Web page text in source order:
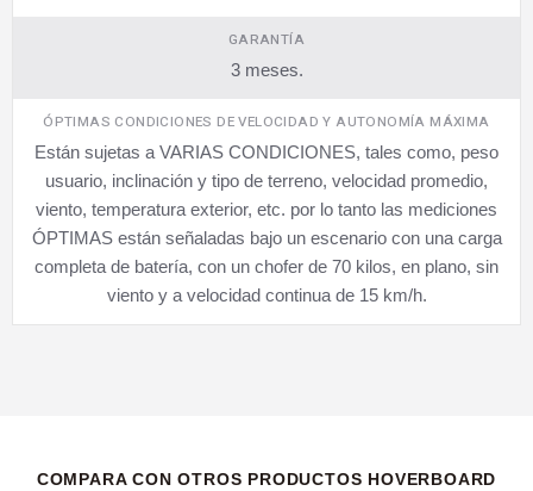
GARANTÍA
3 meses.
ÓPTIMAS CONDICIONES DE VELOCIDAD Y AUTONOMÍA MÁXIMA
Están sujetas a VARIAS CONDICIONES, tales como, peso
usuario, inclinación y tipo de terreno, velocidad promedio,
viento, temperatura exterior, etc. por lo tanto las mediciones
ÓPTIMAS están señaladas bajo un escenario con una carga
completa de batería, con un chofer de 70 kilos, en plano, sin
viento y a velocidad continua de 15 km/h.
COMPARA CON OTROS PRODUCTOS HOVERBOARD